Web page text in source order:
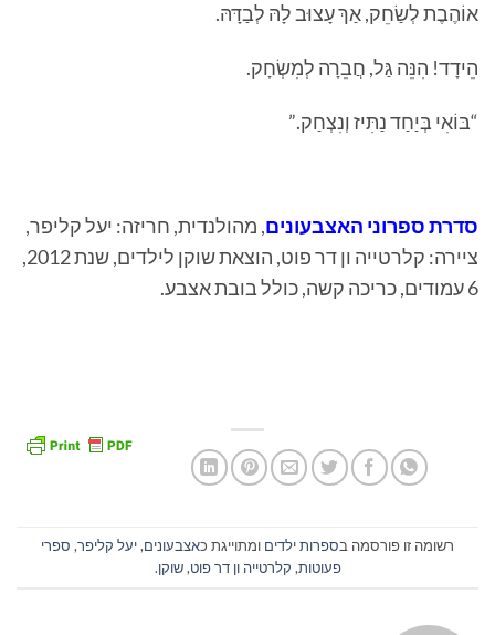
אוֹהֶבֶת לְשַׂחֵק, אַךְ עָצוּב לָהּ לְבַדָּהּ.
הֵידָד! הִנֵּה גַּל, חֲבֵרָה לְמִשְׂחָק.
“בּוֹאִי בְּיַחַד נַתִּיז וְנִצְחַק.”
סדרת ספרוני האצבעונים, מהולנדית, חריזה: יעל קליפר,
ציירה: קלרטייה ון דר פוט, הוצאת שוקן לילדים, שנת 2012,
6 עמודים, כריכה קשה, כולל בובת אצבע.
רשומה זו פורסמה בספרות ילדים ומתוייגת כאצבעונים,יעל קליפר, ספרי
פעוטות, קלרטייה ון דר פוט,שוקן.